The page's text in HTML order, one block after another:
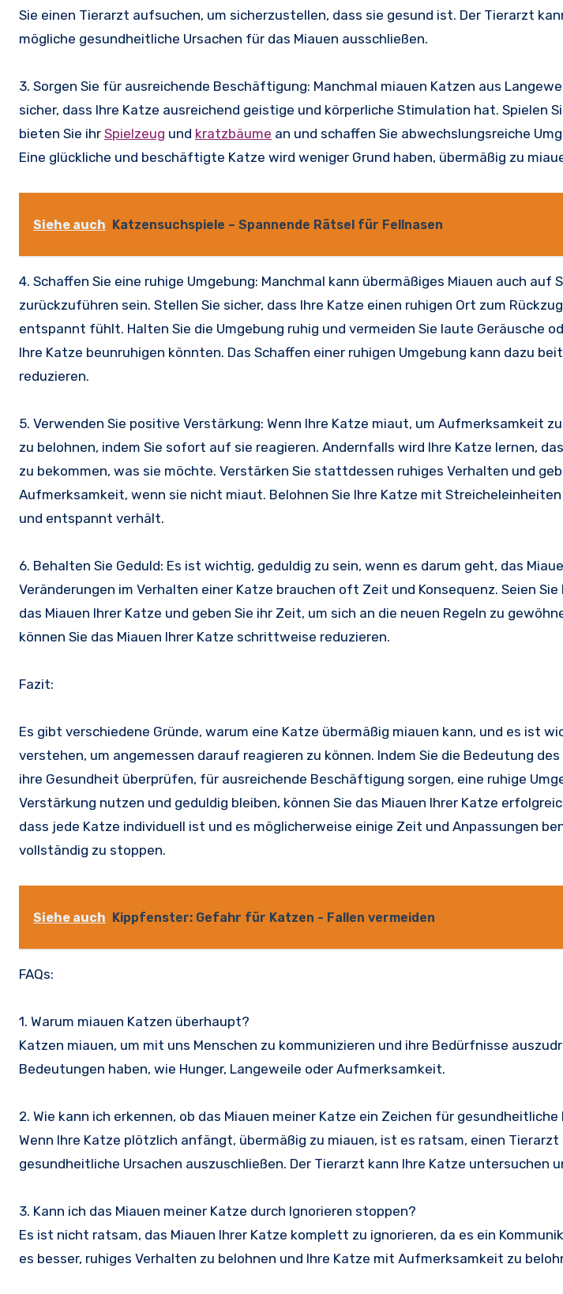
Sie einen Tierarzt aufsuchen, um sicherzustellen, dass sie gesund ist. Der Tierarzt
mögliche gesundheitliche Ursachen für das Miauen ausschließen.
3. Sorgen Sie für ausreichende Beschäftigung: Manchmal miauen Katzen aus
sicher, dass Ihre Katze ausreichend geistige und körperliche Stimulation hat. Spielen
bieten Sie ihr Spielzeug und kratzbäume an und schaffen Sie abwechslungsreiche
Eine glückliche und beschäftigte Katze wird weniger Grund haben, übermäßig zu
Siehe auch Katzensuchspiele – Spannende Rätsel für Fellnasen
4. Schaffen Sie eine ruhige Umgebung: Manchmal kann übermäßiges Miauen auch auf
zurückzuführen sein. Stellen Sie sicher, dass Ihre Katze einen ruhigen Ort zum
entspannt fühlt. Halten Sie die Umgebung ruhig und vermeiden Sie laute Geräusche
Ihre Katze beunruhigen könnten. Das Schaffen einer ruhigen Umgebung kann dazu
reduzieren.
5. Verwenden Sie positive Verstärkung: Wenn Ihre Katze miaut, um Aufmerksamkeit
zu belohnen, indem Sie sofort auf sie reagieren. Andernfalls wird Ihre Katze lernen,
zu bekommen, was sie möchte. Verstärken Sie stattdessen ruhiges Verhalten und
Aufmerksamkeit, wenn sie nicht miaut. Belohnen Sie Ihre Katze mit
und entspannt verhält.
6. Behalten Sie Geduld: Es ist wichtig, geduldig zu sein, wenn es darum geht, das
Veränderungen im Verhalten einer Katze brauchen oft Zeit und Konsequenz. Seien
das Miauen Ihrer Katze und geben Sie ihr Zeit, um sich an die neuen Regeln zu
können Sie das Miauen Ihrer Katze schrittweise reduzieren.
Fazit:
Es gibt verschiedene Gründe, warum eine Katze übermäßig miauen kann, und es ist
verstehen, um angemessen darauf reagieren zu können. Indem Sie die Bedeutung
ihre Gesundheit überprüfen, für ausreichende Beschäftigung sorgen, eine ruhige
Verstärkung nutzen und geduldig bleiben, können Sie das Miauen Ihrer Katze
dass jede Katze individuell ist und es möglicherweise einige Zeit und Anpassungen
vollständig zu stoppen.
Siehe auch Kippfenster: Gefahr für Katzen - Fallen vermeiden
FAQs:
1. Warum miauen Katzen überhaupt?
Katzen miauen, um mit uns Menschen zu kommunizieren und ihre Bedürfnisse
Bedeutungen haben, wie Hunger, Langeweile oder Aufmerksamkeit.
2. Wie kann ich erkennen, ob das Miauen meiner Katze ein Zeichen für
Wenn Ihre Katze plötzlich anfängt, übermäßig zu miauen, ist es ratsam, einen
gesundheitliche Ursachen auszuschließen. Der Tierarzt kann Ihre Katze untersuchen
3. Kann ich das Miauen meiner Katze durch Ignorieren stoppen?
Es ist nicht ratsam, das Miauen Ihrer Katze komplett zu ignorieren, da es ein
es besser, ruhiges Verhalten zu belohnen und Ihre Katze mit Aufmerksamkeit zu